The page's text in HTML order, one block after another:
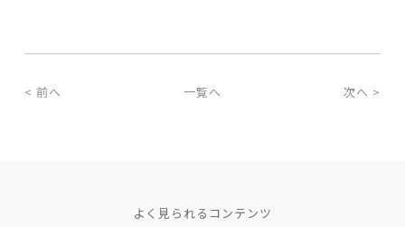
< 前へ 一覧へ 次へ >
よく見られるコンテンツ